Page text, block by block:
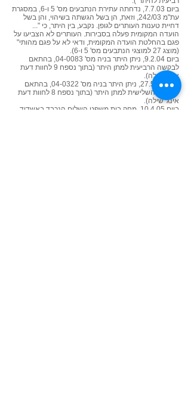
ביום 7.7.03, נדחתה עתירת הנתבעים מס' 5 ו-6, במסגרת
עת"מ 242/03, וזאת, הן בשל הגשתה בשיהוי, והן בשל
דחיית טענות העותרים לגופן. נקבע, בין היתר, כי "...
הועדה המקומית פעלה בסבירות. העותרים לא הצביעו על
פגם בהחלטת הועדה המקומית, ודאי לא על פגם מהותי"
(מוצג 27 למוצגי הנתבעים מס' 5 ו-6).
ביום 9.2.04, ניתן היתר בניה מס' 04-0083, בהתאם
לבקשה הרביעית למתן היתר (בתוך נספח 9 לחוות דעת
אינג' שילה).
ביום 27.5.04, ניתן היתר בניה מס' 04-0322, בהתאם
לבקשה השלישית למתן היתר (בתוך נספח 8 לחוות דעת
אינג' שילה).
ביום 10.4.05, מחק בית משפט השלום הנכבד באשדוד,